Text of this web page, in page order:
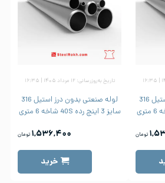
لوله صنعتی بدون درز استیل 316
تومان
تاریخ به‌روزرسانی: ۱۲ مرداد ۱۴۰۵ | ۱۶:۳۵
لوله صنعتی بدون درز استیل 316
سایز 3 اینچ رده 40S شاخه 6 متری
۱,۵۳۶,۴۰۰ تومان
خرید